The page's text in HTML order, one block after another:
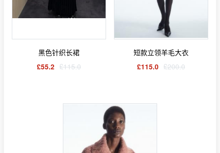
黑色针织长裙
£55.2 £115.0
短款立领羊毛大衣
£115.0 £200.0